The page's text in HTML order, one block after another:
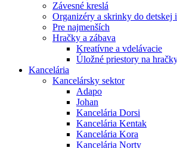
Závesné kreslá
Organizéry a skrinky do detskej
Pre najmenších
Hračky a zábava
Kreatívne a vdelávacie
Úložné priestory na
Kancelária
Kancelársky sektor
Adapo
Johan
Kancelária Dorsi
Kancelária Kentak
Kancelária Kora
Kancelária Norty